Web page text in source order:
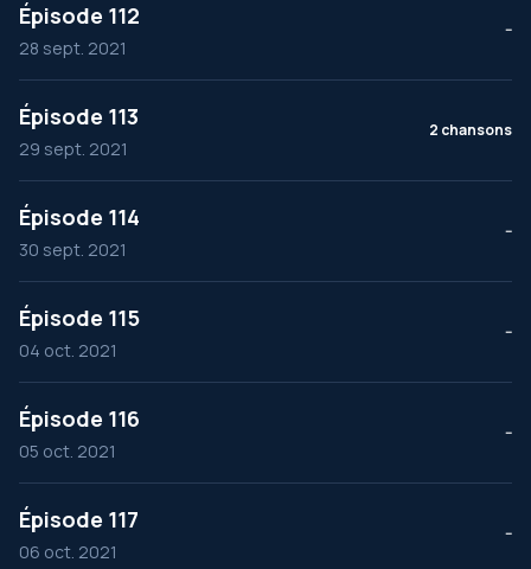
Épisode 112
28 sept. 2021
--
Épisode 113
29 sept. 2021
2 chansons
Épisode 114
30 sept. 2021
--
Épisode 115
04 oct. 2021
--
Épisode 116
05 oct. 2021
--
Épisode 117
06 oct. 2021
--